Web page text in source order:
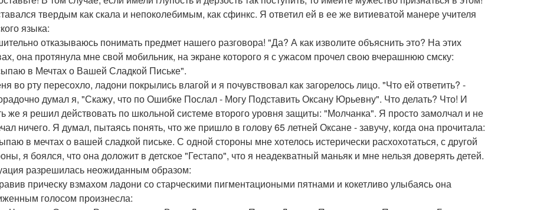
твердым как скала и непоколебимым, как сфинкс. Я ответил ей в ее же витиеватой манере учителя
языка:
отказываюсь понимать предмет нашего разговора! "Да? А как изволите объяснить это? На этих
она протянула мне свой мобильник, на экране которого я с ужасом прочел свою вчерашнюю смску:
в Мечтах о Вашей Сладкой Письке".
во рту пересохло, ладони покрылись влагой и я почувствовал как загорелось лицо. "Что ей ответить? -
думал я, "Скажу, что по Ошибке Послал - Могу Подставить Оксану Юрьевну". Что делать? Что! И
же я решил действовать по школьной системе второго уровня защиты: "Молчанка". Я просто замолчал и не
ничего. Я думал, пытаясь понять, что же пришло в голову 65 летней Оксане - завучу, когда она прочитала:
в мечтах о вашей сладкой письке. С одной стороны мне хотелось истерически расхохотаться, с другой
я боялся, что она доложит в детское "Гестапо", что я неадекватный маньяк и мне нельзя доверять детей.
разрешилась неожиданным образом:
прическу взмахом ладони со старческими пигментациоными пятнами и кокетливо улыбаясь она
голосом произнесла: